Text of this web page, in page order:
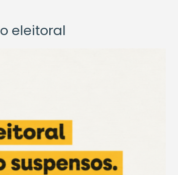
eleitoral